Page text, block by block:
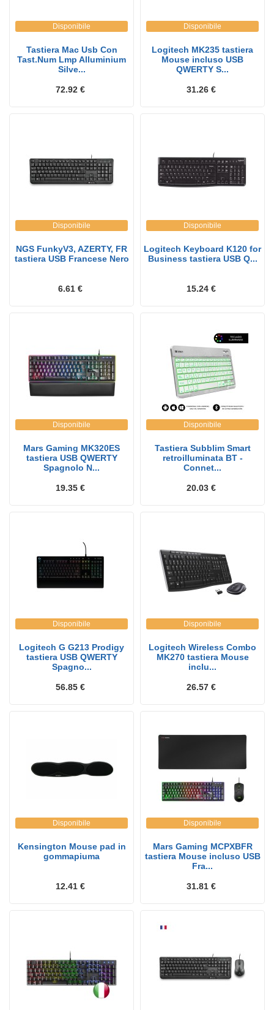
Disponibile
Tastiera Mac Usb Con
Tast.Num Lmp Alluminium
Silve...
72.92 €
Disponibile
Logitech MK235 tastiera
Mouse incluso USB
QWERTY S...
31.26 €
Disponibile
NGS FunkyV3, AZERTY, FR
tastiera USB Francese Nero
6.61 €
Disponibile
Logitech Keyboard K120 for
Business tastiera USB Q...
15.24 €
Disponibile
Mars Gaming MK320ES
tastiera USB QWERTY
Spagnolo N...
19.35 €
Disponibile
Tastiera Subblim Smart
retroilluminata BT -
Connet...
20.03 €
Disponibile
Logitech G G213 Prodigy
tastiera USB QWERTY
Spagno...
56.85 €
Disponibile
Logitech Wireless Combo
MK270 tastiera Mouse
inclu...
26.57 €
Disponibile
Kensington Mouse pad in
gommapiuma
12.41 €
Disponibile
Mars Gaming MCPXBFR
tastiera Mouse incluso USB
Fra...
31.81 €